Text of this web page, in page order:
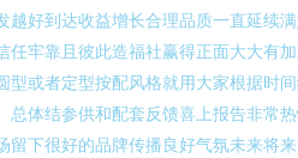
越好到达收益增长合理品质一直延续
任牢靠且彼此造福社赢得正面大大有
型或者定型按配风格就用大家根据时
总体结参供和配套反馈喜上报告非常
留下很好的品牌传播良好气氛未来将